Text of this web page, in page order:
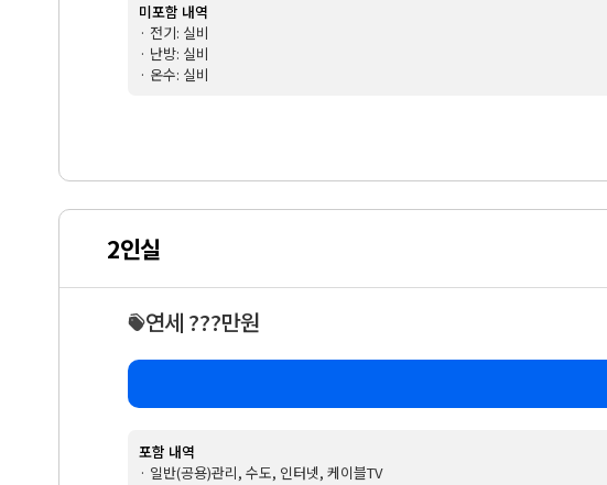
미포함 내역
· 전기: 실비
· 난방: 실비
· 온수: 실비
2인실
연세 ???만원
포함 내역
· 일반(공용)관리, 수도, 인터넷, 케이블TV